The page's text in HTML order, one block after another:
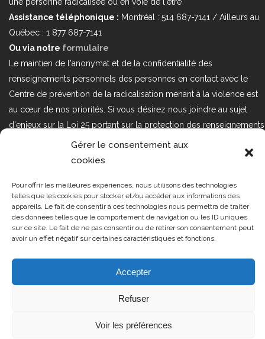
Gérer le consentement aux
cookies
Pour offrir les meilleures expériences, nous utilisons des technologies
telles que les cookies pour stocker et/ou accéder aux informations des
appareils. Le fait de consentir à ces technologies nous permettra de traiter
des données telles que le comportement de navigation ou les ID uniques
sur ce site. Le fait de ne pas consentir ou de retirer son consentement peut
avoir un effet négatif sur certaines caractéristiques et fonctions.
Accepter
Refuser
Voir les préférences
Assistance téléphonique : Montréal : 514 687-7141 / Ailleurs au
Québec : 1 877 687-7141
Ou via notre formulaire
Le maintien de l'anonymat et de la confidentialité des
renseignements personnels des personnes en contact avec le
Centre de prévention de la radicalisation menant à la violence est
au cœur de nos priorités. Si vous désirez nous joindre au sujet
d'enjeux sur la Loi 25 portant sur la protection des renseignements
personnels dans le secteur privé, veuillez communiquer avec
nous à l'adresse courriel suivant : loi25@cprmv.org Pour en savoir
Tous droits réservés @2019 CPRMV
| Centre de prévention de la
radicalisation menant à la violence
(CPRMV)